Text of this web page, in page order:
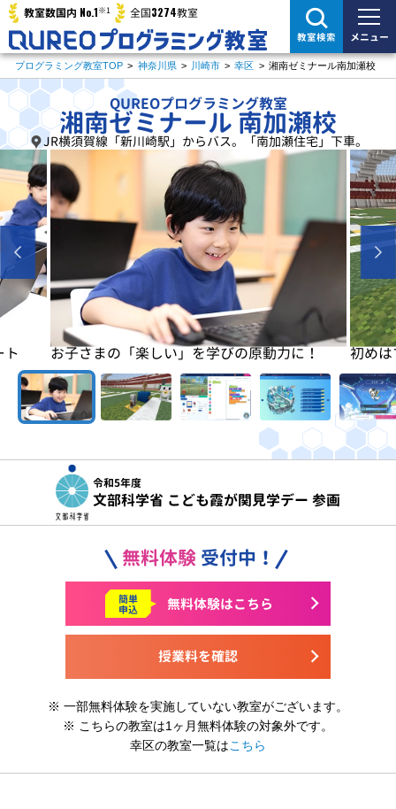
教室数国内 No.1※1 全国3274教室
教室検索 メニュー
プログラミング教室TOP > 神奈川県 > 川崎市 > 幸区 > 湘南ゼミナール南加瀬校
QUREOプログラミング教室
湘南ゼミナール 南加瀬校
JR横須賀線「新川崎駅」からバス。「南加瀬住宅」下車。
！ 初めはマイクラで楽しく基本を学びます 基本
令和5年度
文部科学省 こども霞が関見学デー 参画
無料体験 受付中！
授業料を確認
簡単
申込 無料体験はこちら
※ 一部無料体験を実施していない教室がございます。
※ こちらの教室は1ヶ月無料体験の対象外です。
幸区の教室一覧はこちら